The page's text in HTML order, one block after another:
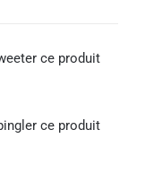
ce produit
ce produit